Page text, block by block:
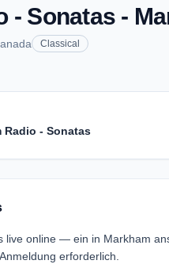
- Sonatas -
Classical
Radio - Sonatas
live online — ein in Markham
erforderlich.